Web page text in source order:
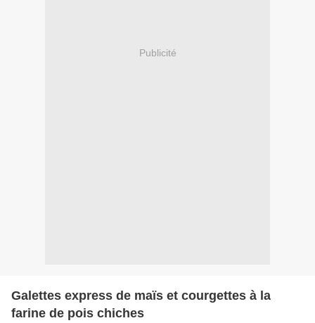
Publicité
Galettes express de maïs et courgettes à la
farine de pois chiches